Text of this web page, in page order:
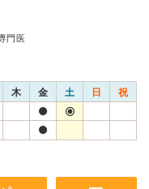
門医
木 金 土 日 祝